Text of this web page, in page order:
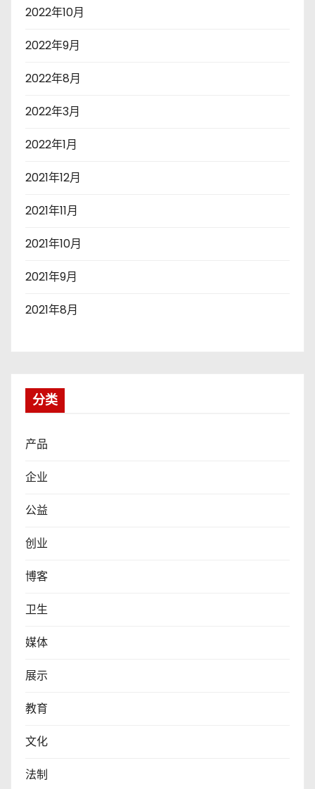
2022年10月
2022年9月
2022年8月
2022年3月
2022年1月
2021年12月
2021年11月
2021年10月
2021年9月
2021年8月
分类
产品
企业
公益
创业
博客
卫生
媒体
展示
教育
文化
法制